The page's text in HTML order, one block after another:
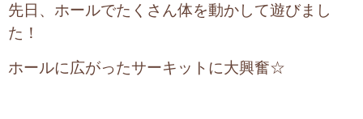
先日、ホールでたくさん体を動かして遊びまし
た！
ホールに広がったサーキットに大興奮☆